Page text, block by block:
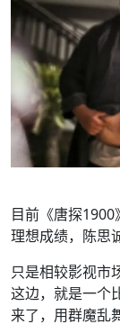
目前《唐探
理想成绩，陈思
只是相较影视市
这边，就是一个
来了，用群魔乱